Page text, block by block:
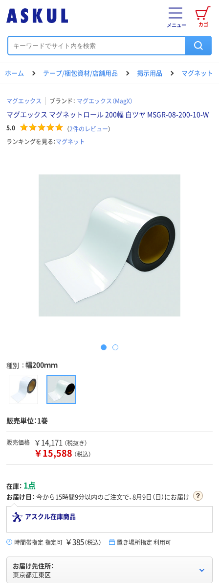
カゴ
メニュー
ホーム テープ/梱包資材/店舗用品 掲示用品 マグネット
マグエックス ブランド： マグエックス（MagX）
マグエックス マグネットロール 200幅 白ツヤ MSGR-08-200-10-W
5.0 （2件のレビュー）
ランキングを見る：マグネット
種別 幅200ｍｍ
販売単位：1巻
販売価格 ￥14,171 （税抜き）
￥15,588 （税込）
在庫： 1点
お届け日： 今から15時間9分以内のご注文で、8月9日（日）にお届け
アスクル在庫商品
時間帯指定 指定可 ￥385（税込） 置き場所指定 利用可
お届け先住所：
東京都江東区